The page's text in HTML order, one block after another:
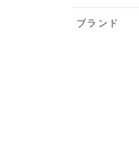
ブランド